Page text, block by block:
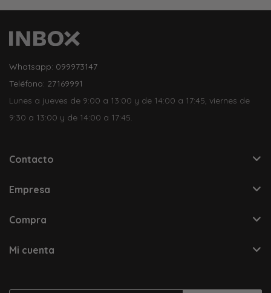
Whatsapp: 099973147
Teléfono: 27169991
Lunes a jueves de 9:00 a 13:00 y de 14:00 a 17:45, viernes de
9:30 a 13:00 y de 14:00 a 17:45.
Contacto
Empresa
Compra
Mi cuenta